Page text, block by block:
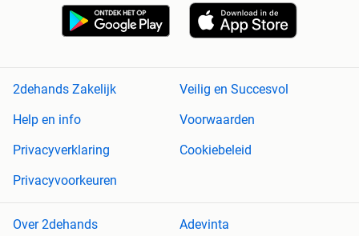
2dehands Zakelijk
Veilig en Succesvol
Help en info
Voorwaarden
Privacyverklaring
Cookiebeleid
Privacyvoorkeuren
Over 2dehands Adevinta